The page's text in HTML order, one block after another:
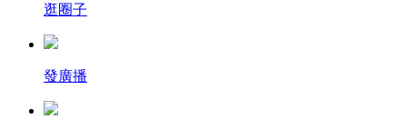
逛圈子
發廣播